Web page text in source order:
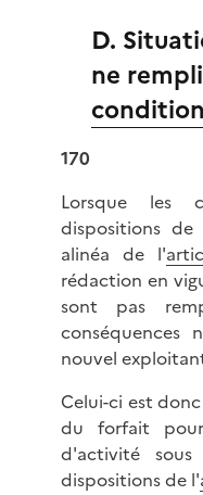
D.
ne
170
Lorsque les
dispositions de
alinéa de l'
rédaction en
sont pas
conséquences
nouvel
Celui-ci est
du forfait pour
d'activité
dispositions de l'